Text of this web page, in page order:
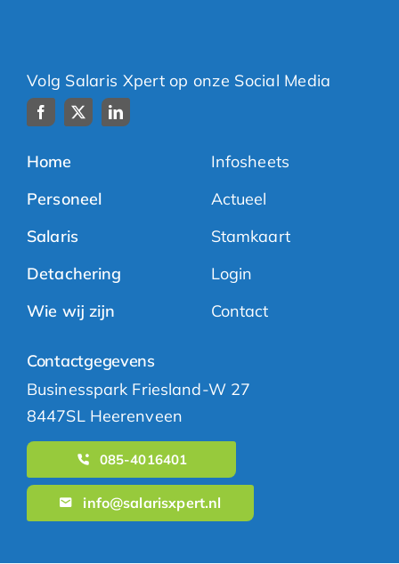
Volg Salaris Xpert op onze Social Media
Home
Personeel
Salaris
Detachering
Wie wij zijn
Infosheets
Actueel
Stamkaart
Login
Contact
Contactgegevens
Businesspark Friesland-W 27
8447SL Heerenveen
085-4016401
info@salarisxpert.nl